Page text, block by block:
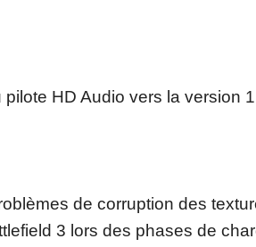
HD Audio vers la version
de corruption des
3 lors des phases de